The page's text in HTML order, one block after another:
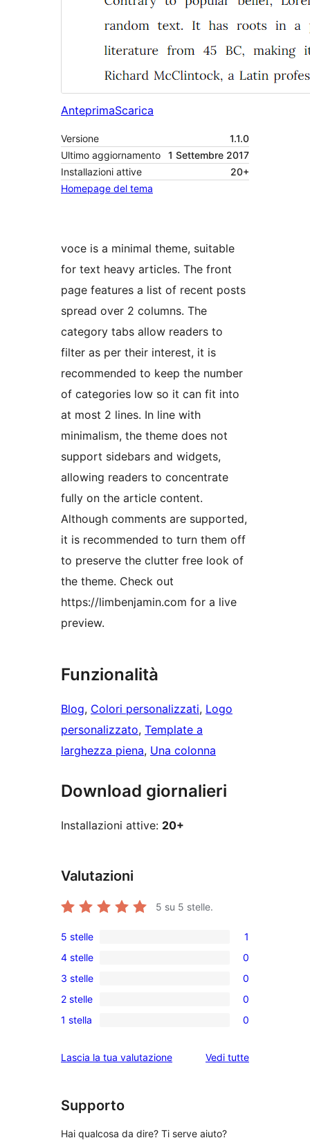
AnteprimaScarica
Versione
1.1.0
Ultimo aggiornamento
1 Settembre 2017
Installazioni attive
20+
Homepage del tema
voce is a minimal theme, suitable
for text heavy articles. The front
page features a list of recent posts
spread over 2 columns. The
category tabs allow readers to
filter as per their interest, it is
recommended to keep the number
of categories low so it can fit into
at most 2 lines. In line with
minimalism, the theme does not
support sidebars and widgets,
allowing readers to concentrate
fully on the article content.
Although comments are supported,
it is recommended to turn them off
to preserve the clutter free look of
the theme. Check out
https://limbenjamin.com for a live
preview.
Funzionalità
Blog, Colori personalizzati, Logo
personalizzato, Template a
larghezza piena, Una colonna
Download giornalieri
Installazioni attive: 20+
Valutazioni
5 su 5 stelle.
1
5-
recensioni
a
stelle
5 stelle 1
0
recensioni
a
4-
4 stelle 0
0
recensioni
a
stelle
3 stelle 0
0
recensioni
2-
2 stelle 0
0
a
stelle
1 stella 0
Lascia la tua valutazione Vedi tuttele
Supporto
Hai qualcosa da dire? Ti serve aiuto?